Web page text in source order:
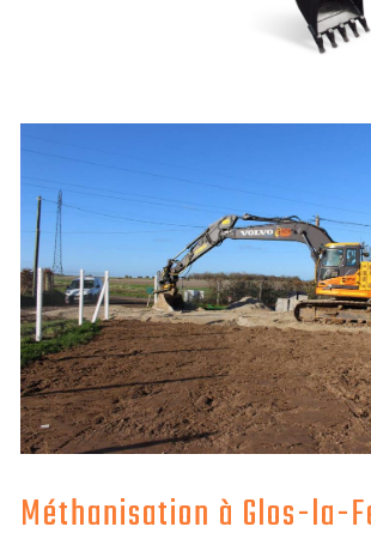
Méthanisation à Glos-la-